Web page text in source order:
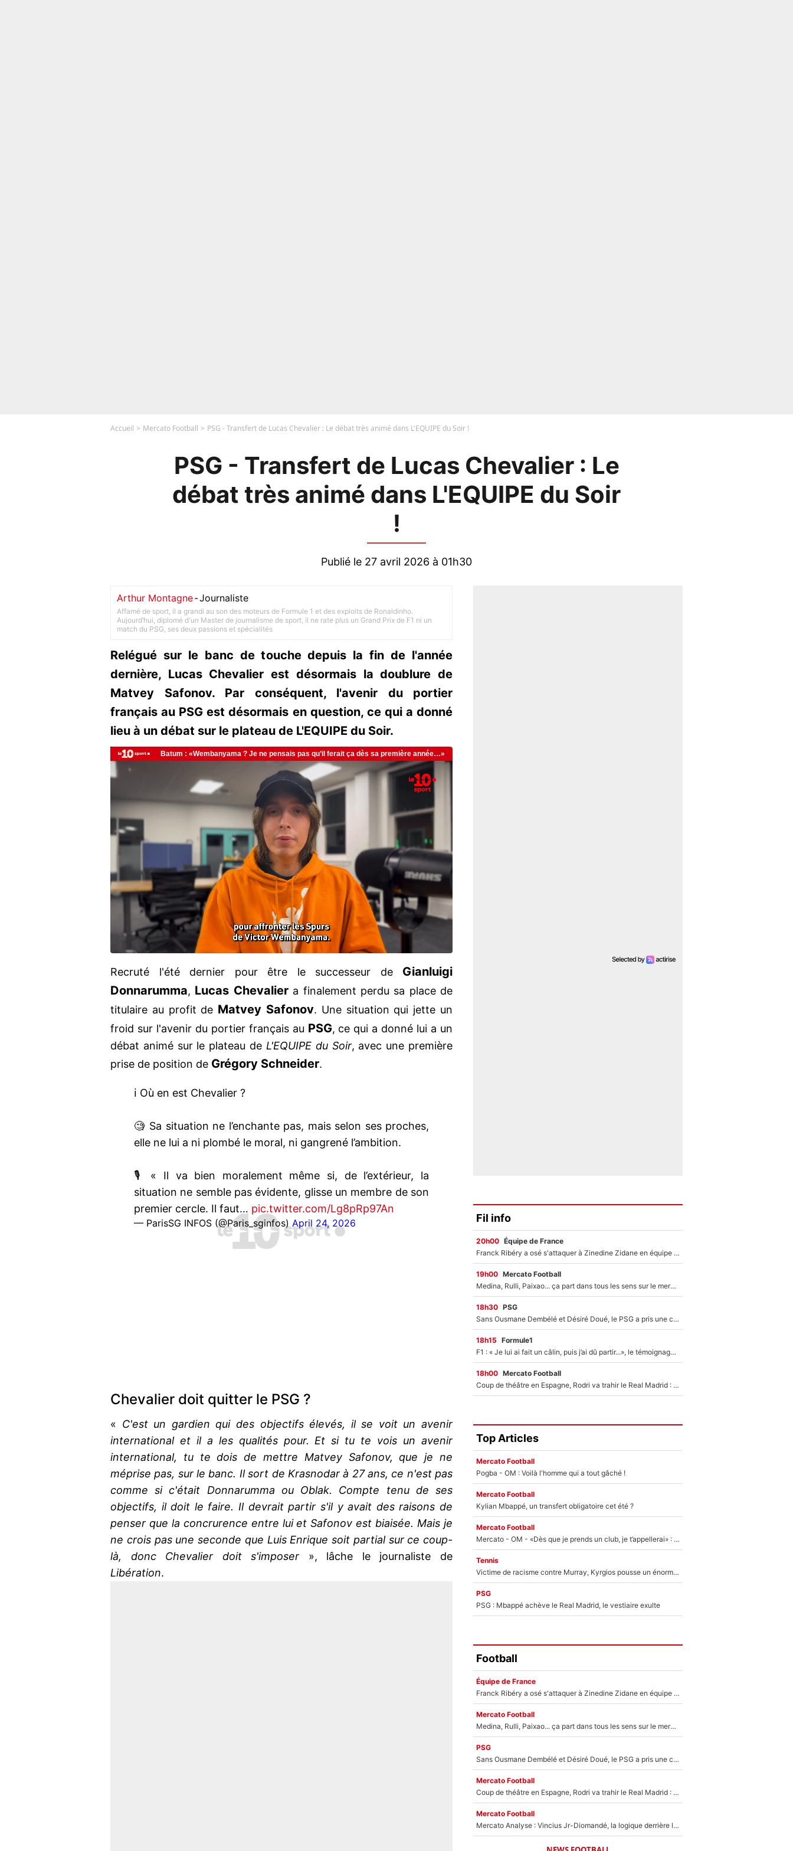
Accueil Mercato Football PSG - Transfert de Lucas Chevalier : Le débat très animé dans L'EQUIPE du Soir !
PSG - Transfert de Lucas Chevalier : Le
débat très animé dans L'EQUIPE du Soir
!
Publié le 27 avril 2026 à 01h30
Arthur Montagne-Journaliste
Affamé de sport, il a grandi au son des moteurs de Formule 1 et des exploits de Ronaldinho.
Aujourd’hui, diplomé d'un Master de journalisme de sport, il ne rate plus un Grand Prix de F1 ni un
match du PSG, ses deux passions et spécialités
Relégué sur le banc de touche depuis la fin de l'année
dernière, Lucas Chevalier est désormais la doublure de
Matvey Safonov. Par conséquent, l'avenir du portier
français au PSG est désormais en question, ce qui a donné
lieu à un débat sur le plateau de L'EQUIPE du Soir.
Recruté l'été dernier pour être le successeur de Gianluigi
Donnarumma, Lucas Chevaliera finalement perdu sa place de
titulaire au profit de Matvey Safonov. Une situation qui jette un
froid sur l'avenir du portier français au PSG, ce qui a donné lui a un
débat animé sur le plateau de L'EQUIPE du Soir, avec une première
prise de position de Grégory Schneider.
ℹ️ Où en est Chevalier ?
🧐 Sa situation ne l’enchante pas, mais selon ses proches,
elle ne lui a ni plombé le moral, ni gangrené l’ambition.
🎙 « Il va bien moralement même si, de l’extérieur, la
situation ne semble pas évidente, glisse un membre de son
premier cercle. Il faut… pic.twitter.com/Lg8pRp97An
— ParisSG INFOS (@Paris_sginfos) April 24, 2026
Chevalier doit quitter le PSG ?
« C'est un gardien qui des objectifs élevés, il se voit un avenir
international et il a les qualités pour. Et si tu te vois un avenir
international, tu te dois de mettre Matvey Safonov, que je ne
méprise pas, sur le banc. Il sort de Krasnodar à 27 ans, ce n'est pas
comme si c'était Donnarumma ou Oblak. Compte tenu de ses
objectifs, il doit le faire. Il devrait partir s'il y avait des raisons de
penser que la concrurence entre lui et Safonov est biaisée. Mais je
ne crois pas une seconde que Luis Enrique soit partial sur ce coup-
là, donc Chevalier doit s'imposer », lâche le journaliste de
Libération.
Fil info
20h00 Équipe de France
Franck Ribéry a osé s'attaquer à Zinedine Zidane en équipe de France : «Je n'aurais jamais fait ça»
19h00 Mercato Football
Medina, Rulli, Paixao... ça part dans tous les sens sur le mercato de l'OM : Frank McCourt va enfin récupérer l'argent qu'il attend ?
18h30 PSG
Sans Ousmane Dembélé et Désiré Doué, le PSG a pris une correction face à Majorque : Luis Enrique attend avec impatience des renforts !
18h15 Formule1
F1 : « Je lui ai fait un câlin, puis j’ai dû partir...», le témoignage émouvant de Max Verstappen sur sa fille
18h00 Mercato Football
Coup de théâtre en Espagne, Rodri va trahir le Real Madrid : Le Ballon d'Or a choisi de signer au FC Barcelone !
Top Articles
Mercato Football
Pogba - OM : Voilà l'homme qui a tout gâché !
Mercato Football
Kylian Mbappé, un transfert obligatoire cet été ?
Mercato Football
Mercato - OM - «Dès que je prends un club, je t’appellerai» : La promesse de Marcelino au moment de claquer la porte
Tennis
Victime de racisme contre Murray, Kyrgios pousse un énorme coup de gueule !
PSG
PSG : Mbappé achève le Real Madrid, le vestiaire exulte
Football
Équipe de France
Franck Ribéry a osé s'attaquer à Zinedine Zidane en équipe de France : «Je n'aurais jamais fait ça»
Mercato Football
Medina, Rulli, Paixao... ça part dans tous les sens sur le mercato de l'OM : Frank McCourt va enfin récupérer l'argent qu'il attend ?
PSG
Sans Ousmane Dembélé et Désiré Doué, le PSG a pris une correction face à Majorque : Luis Enrique attend avec impatience des renforts !
Mercato Football
Coup de théâtre en Espagne, Rodri va trahir le Real Madrid : Le Ballon d'Or a choisi de signer au FC Barcelone !
Mercato Football
Mercato Analyse : Vincius Jr-Diomandé, la logique derrière la concordance des temps